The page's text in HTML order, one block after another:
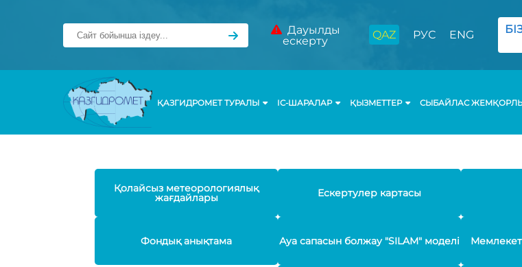
Дауылды
ескерту
QAZ РУС ENG
ҚАЗГИДРОМЕТ ТУРАЛЫ ІС-ШАРАЛАР ҚЫЗМЕТТЕР СЫБАЙЛАС
Қолайсыз метеорологиялық
жағдайлары Ескертулер картасы
Фондық анықтама Ауа сапасын болжау "SILAM" моделі